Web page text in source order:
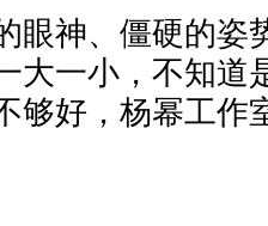
眼神、僵硬的姿
大一小，不知道
够好，杨幂工作